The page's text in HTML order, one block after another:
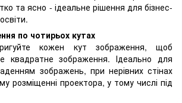
та ясно - ідеальне рішення для бізнес-
по чотирьох кутах
кожен кут зображення, щоб
квадратне зображення. Ідеально для
зображень, при нерівних стінах
розміщенні проектора, у тому числі під